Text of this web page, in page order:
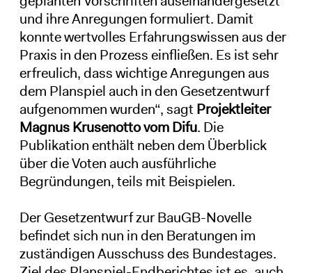
und ihre Anregungen formuliert. Damit
konnte wertvolles Erfahrungswissen aus der
Praxis in den Prozess einfließen. Es ist sehr
erfreulich, dass wichtigeAnregungen aus
dem Planspiel auch in den Gesetzentwurf
aufgenommen wurden“, sagt Projektleiter
Magnus Krusenotto vom Difu. Die
Publikation enthält neben dem Überblick
über die Voten auch ausführliche
Begründungen, teils mit Beispielen.
Der Gesetzentwurf zur BauGB-Novelle
befindet sich nun in den Beratungen im
zuständigen Ausschuss des Bundestages.